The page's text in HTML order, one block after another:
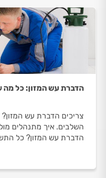
הדברת עש המזון: כל מה
צריכים הדברת עש
השלבים. איך מתנהלים
הדברת עש המזון? כל